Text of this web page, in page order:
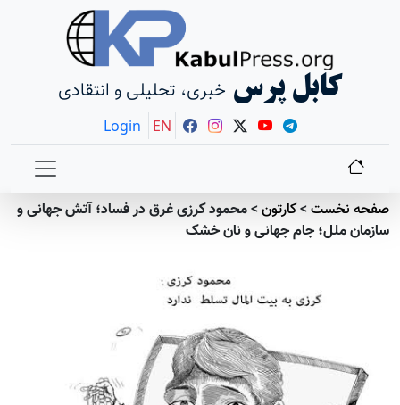
کابل پرس خبری، تحلیلی و انتقادی
Login EN
صفحه نخست>کارتون>محمود کرزی غرق در فساد؛ آتش جهانی و
سازمان ملل؛ جام جهانی و نان خشک